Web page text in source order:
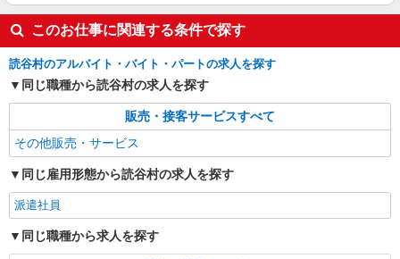
このお仕事に関連する条件で探す
読谷村のアルバイト・バイト・パートの求人を探す
同じ職種から読谷村の求人を探す
販売・接客サービスすべて
その他販売・サービス
同じ雇用形態から読谷村の求人を探す
派遣社員
同じ職種から求人を探す